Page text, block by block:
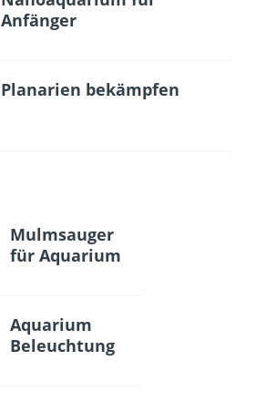
Anfänger
Planarien bekämpfen
Mulmsauger
für Aquarium
Aquarium
Beleuchtung